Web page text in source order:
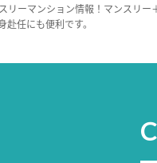
ーマンション情報！マンスリ
任にも便利です。